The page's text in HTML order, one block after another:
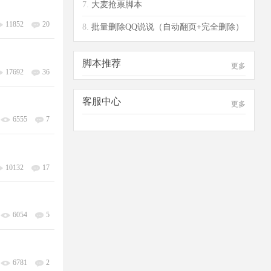
11852 20
17692 36
6555 7
10132 17
6054 5
6781 2
7. 大麦抢票脚本
8. 批量删除QQ说说（自动翻页+完全删除）
更多
脚本推荐
更多
客服中心